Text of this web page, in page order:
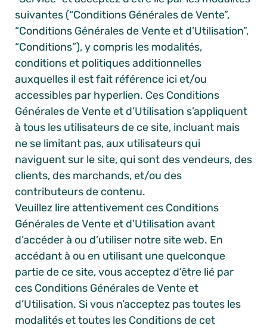
suivantes (“Conditions Générales de Vente”,
“Conditions Générales de Vente et d’Utilisation”,
“Conditions”), y compris les modalités,
conditions et politiques additionnelles
auxquelles il est fait référence ici et/ou
accessibles par hyperlien. Ces Conditions
Générales de Vente et d’Utilisation s’appliquent
à tous les utilisateurs de ce site, incluant mais
ne se limitant pas, aux utilisateurs qui
naviguent sur le site, qui sont des vendeurs, des
clients, des marchands, et/ou des
contributeurs de contenu.
Veuillez lire attentivement ces Conditions
Générales de Vente et d’Utilisation avant
d’accéder à ou d’utiliser notre site web. En
accédant à ou en utilisant une quelconque
partie de ce site, vous acceptez d’être lié par
ces Conditions Générales de Vente et
d’Utilisation. Si vous n’acceptez pas toutes les
modalités et toutes les Conditions de cet